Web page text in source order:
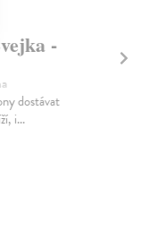
-
dostávat
i...